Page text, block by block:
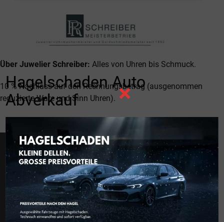
Über Juwelier Schreiber: Alles von Uhren bis Schmuck.
10 % Nachlass auf den Rechnungsbetrag (ausgenommen
reduzierte Ware und Sinn Uhren).
Hagelschaden Auto
Abverkauf
×